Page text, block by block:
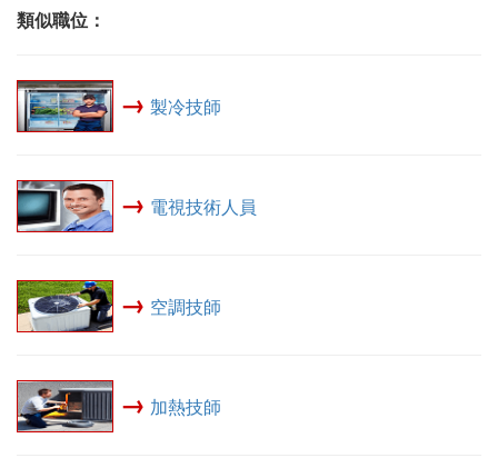
類似職位：
→ 製冷技師
→ 電視技術人員
→ 空調技師
→ 加熱技師